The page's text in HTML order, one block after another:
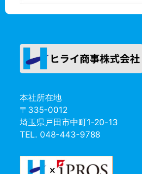
本社所在地
〒335-0012
埼玉県戸田市中町1-20-13
TEL. 048-443-9788